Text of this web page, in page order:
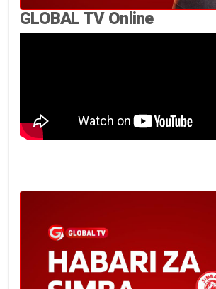
GLOBAL TV Online